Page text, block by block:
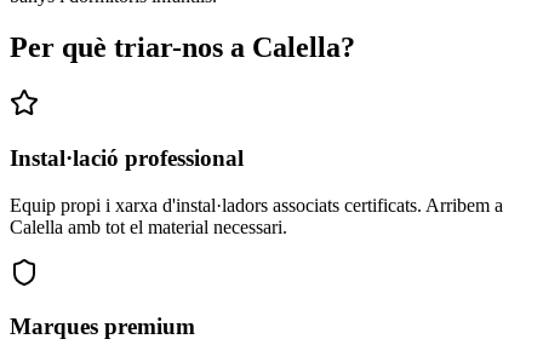
Per què triar-nos a Calella?
Instal·lació professional
Equip propi i xarxa d'instal·ladors associats certificats. Arribem a
Calella amb tot el material necessari.
Marques premium